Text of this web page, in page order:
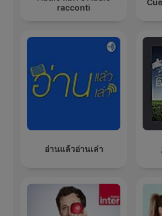
racconti
อ่านแล้วอ่านเล่า